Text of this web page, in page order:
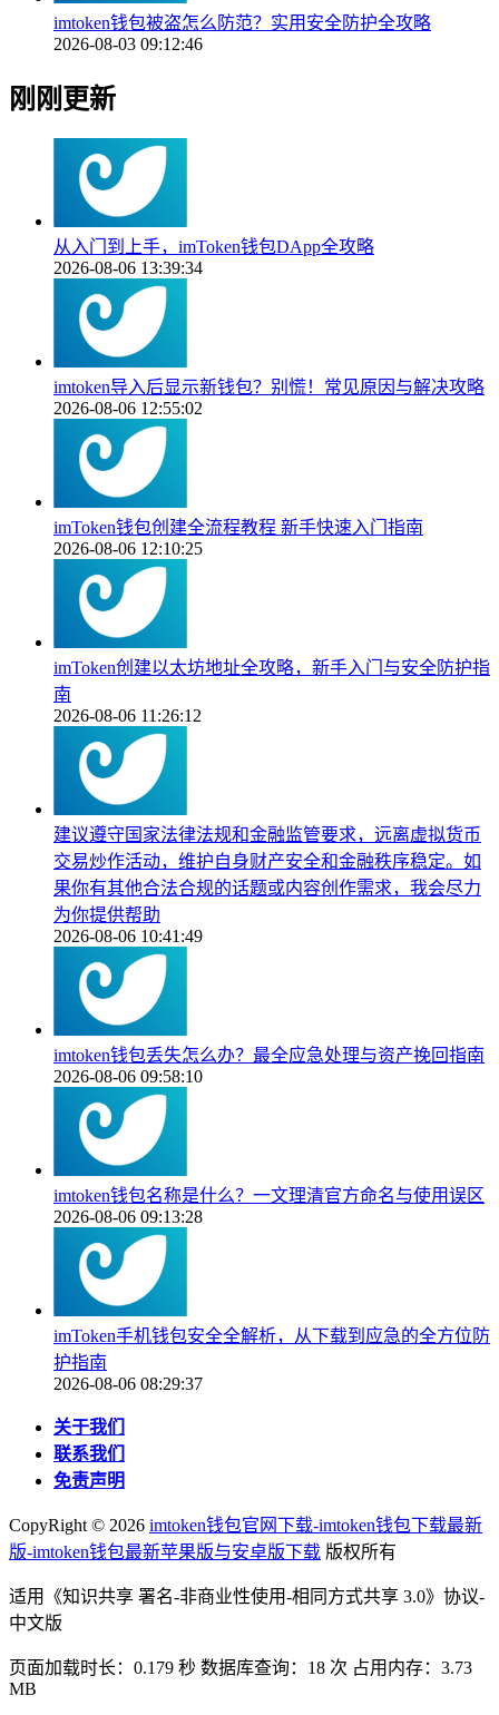
imtoken钱包被盗怎么防范？实用安全防护全攻略
2026-08-03 09:12:46
刚刚更新
从入门到上手，imToken钱包DApp全攻略
2026-08-06 13:39:34
imtoken导入后显示新钱包？别慌！常见原因与解决攻略
2026-08-06 12:55:02
imToken钱包创建全流程教程 新手快速入门指南
2026-08-06 12:10:25
imToken创建以太坊地址全攻略，新手入门与安全防护指
南
2026-08-06 11:26:12
建议遵守国家法律法规和金融监管要求，远离虚拟货币
交易炒作活动，维护自身财产安全和金融秩序稳定。如
果你有其他合法合规的话题或内容创作需求，我会尽力
为你提供帮助
2026-08-06 10:41:49
imtoken钱包丢失怎么办？最全应急处理与资产挽回指南
2026-08-06 09:58:10
imtoken钱包名称是什么？一文理清官方命名与使用误区
2026-08-06 09:13:28
imToken手机钱包安全全解析，从下载到应急的全方位防
护指南
2026-08-06 08:29:37
关于我们
联系我们
免责声明
CopyRight © 2026 imtoken钱包官网下载-imtoken钱包下载最新
版-imtoken钱包最新苹果版与安卓版下载 版权所有
适用《知识共享 署名-非商业性使用-相同方式共享 3.0》协议-
中文版
页面加载时长：0.179 秒 数据库查询：18 次 占用内存：3.73
MB